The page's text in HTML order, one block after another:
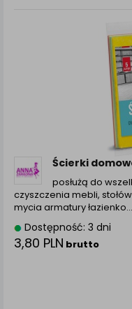
Ścierki
posłużą do
czyszczenia mebli,
mycia armatury łazienko...
Dostępność: 3 dni
3,80 PLN brutto